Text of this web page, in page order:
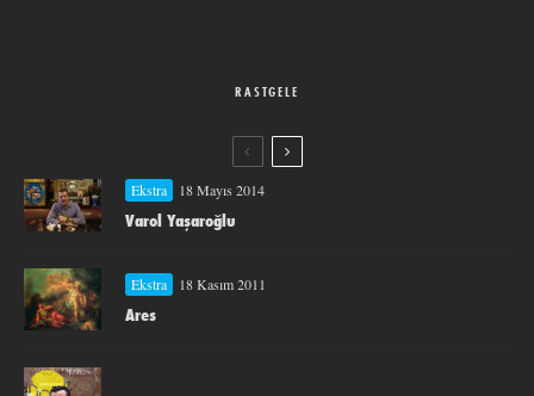
RASTGELE
Ekstra 18 Mayıs 2014
Varol Yaşaroğlu
Ekstra 18 Kasım 2011
Ares